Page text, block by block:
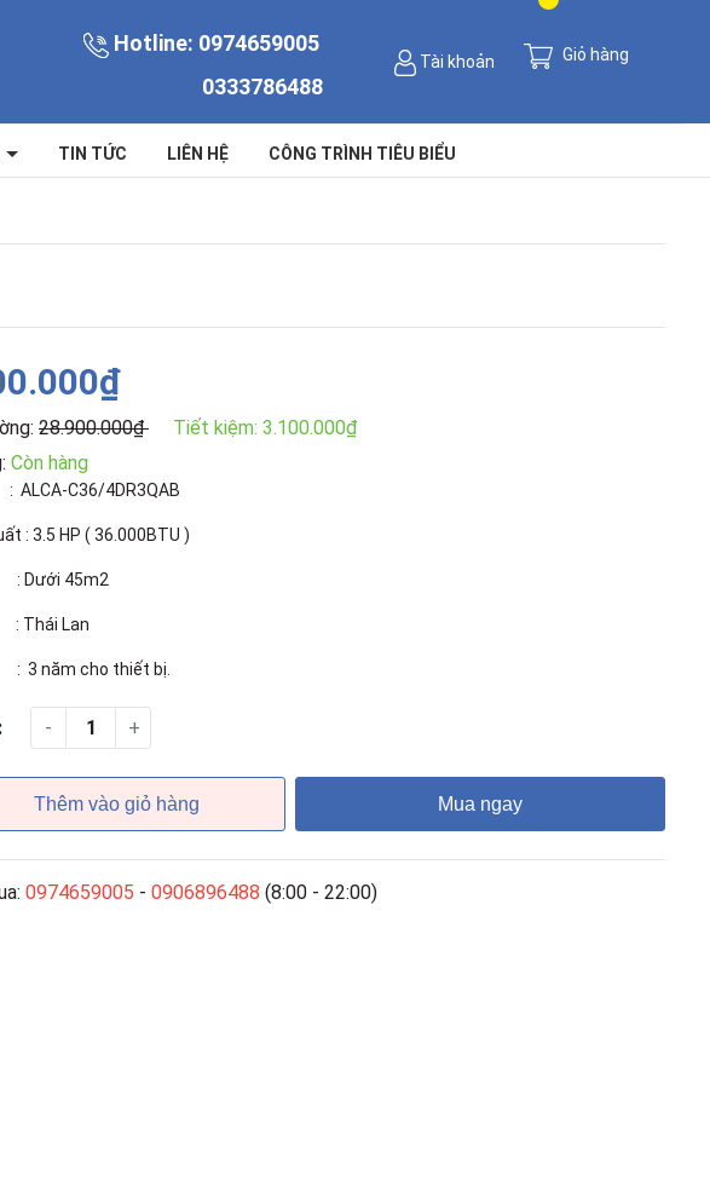
Hotline: 0974659005
0333786488
Tài khoản Giỏ hàng
TIN TỨC LIÊN HỆ CÔNG TRÌNH TIÊU BIỂU
28.900.000₫ Tiết kiệm: 3.100.000₫
Còn hàng
C36/4DR3QAB
: 3.5 HP ( 36.000BTU )
Dưới 45m2
Thái Lan
3 năm cho thiết bị.
- +
Thêm vào giỏ hàng Mua ngay
0974659005 - 0906896488 (8:00 - 22:00)